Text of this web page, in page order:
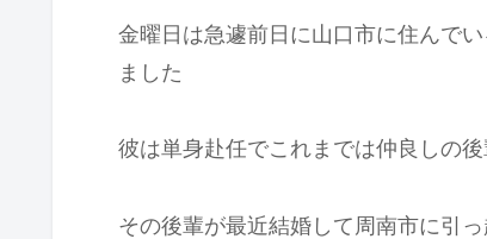
金曜日は急遽前日に山口市に住んで
ました
彼は単身赴任でこれまでは仲良しの
その後輩が最近結婚して周南市に引